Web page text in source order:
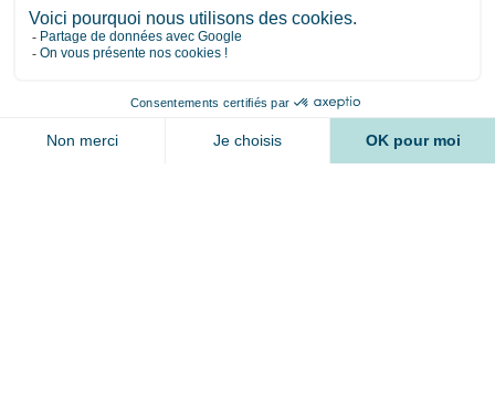
commande
Quels sujets vous intéressent ?
Chat Cheval